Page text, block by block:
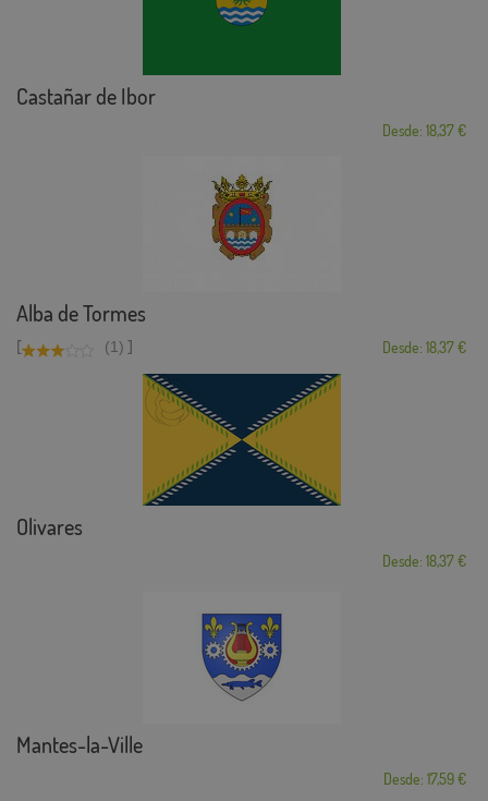
Castañar de Ibor
Desde: 18,37 €
Alba de Tormes
[ (1) ] Desde: 18,37 €
Olivares
Desde: 18,37 €
Mantes-la-Ville
Desde: 17,59 €